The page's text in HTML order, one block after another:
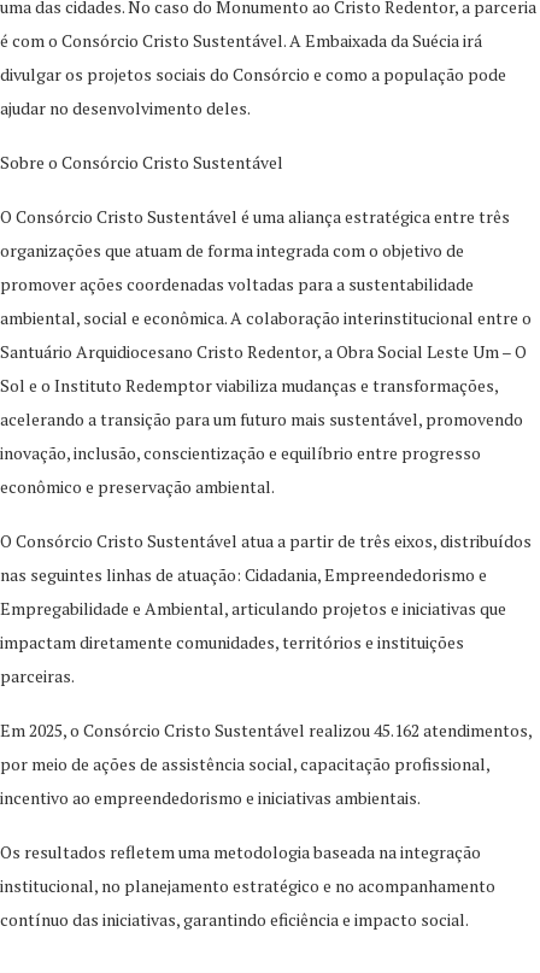
uma das cidades. No caso do Monumento ao Cristo Redentor, a parceria
é com o Consórcio Cristo Sustentável. A Embaixada da Suécia irá
divulgar os projetos sociais do Consórcio e como a população pode
ajudar no desenvolvimento deles.
Sobre o Consórcio Cristo Sustentável
O Consórcio Cristo Sustentável é uma aliança estratégica entre três
organizações que atuam de forma integrada com o objetivo de
promover ações coordenadas voltadas para a sustentabilidade
ambiental, social e econômica. A colaboração interinstitucional entre o
Santuário Arquidiocesano Cristo Redentor, a Obra Social Leste Um – O
Sol e o Instituto Redemptor viabiliza mudanças e transformações,
acelerando a transição para um futuro mais sustentável, promovendo
inovação, inclusão, conscientização e equilíbrio entre progresso
econômico e preservação ambiental.
O Consórcio Cristo Sustentável atua a partir de três eixos, distribuídos
nas seguintes linhas de atuação: Cidadania, Empreendedorismo e
Empregabilidade e Ambiental, articulando projetos e iniciativas que
impactam diretamente comunidades, territórios e instituições
parceiras.
Em 2025, o Consórcio Cristo Sustentável realizou 45.162 atendimentos,
por meio de ações de assistência social, capacitação profissional,
incentivo ao empreendedorismo e iniciativas ambientais.
Os resultados refletem uma metodologia baseada na integração
institucional, no planejamento estratégico e no acompanhamento
contínuo das iniciativas, garantindo eficiência e impacto social.